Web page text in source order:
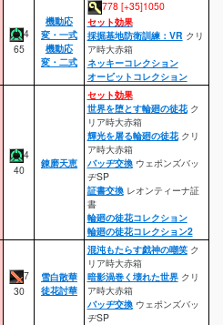
4
65
機動応
変・一式
機動応
変・二式
778 [+35]1050
セット効果
採掘基地防衛訓練：VR クリ
ア時大赤箱
ネッキーコレクション
オービットコレクション
4
40
錬磨天恵
セット効果
世界を堕とす輪廻の徒花ク
リア時大赤箱
輝光を屠る輪廻の徒花クリ
ア時大赤箱
バッヂ交換ウェポンズバッ
ヂSP
証書交換レオンティーナ証
書
輪廻の徒花コレクション
輪廻の徒花コレクション2
7
30
雪白散華
徒花討華
混沌もたらす戯神の嘲笑ク
リア時大赤箱
暗影渦巻く壊れた世界クリ
ア時大赤箱
バッヂ交換ウェポンズバッ
ヂSP